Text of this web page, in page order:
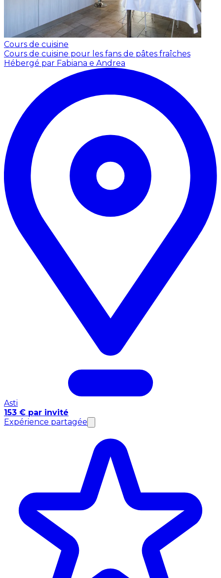
Cours de cuisine
Cours de cuisine pour les fans de pâtes fraîches
Hébergé par Fabiana e Andrea
Asti
153 € par invité
Expérience partagée